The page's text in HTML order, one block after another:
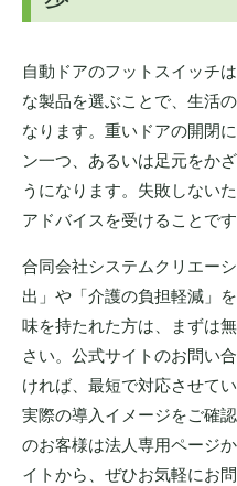
自動ドアのフットスイッチ
な製品を選ぶことで、生活
なります。重いドアの開閉
ン一つ、あるいは足元をか
うになります。失敗しない
アドバイスを受けることです
合同会社システムクリエー
出」や「介護の負担軽減」
味を持たれた方は、まずは
さい。公式サイトのお問い
ければ、最短で対応させて
実際の導入イメージをご確
のお客様は法人専用ページ
イトから、ぜひお気軽にお